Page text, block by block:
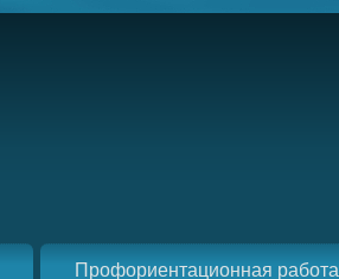
Профориентационная работа